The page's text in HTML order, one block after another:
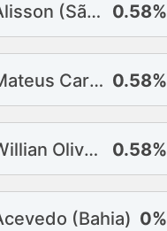
Alisson (São Paulo) 0.58%
Mateus Carvalho (Vasco) 0.58%
Willian Oliveira (Vitória) 0.58%
(Bahia) 0%